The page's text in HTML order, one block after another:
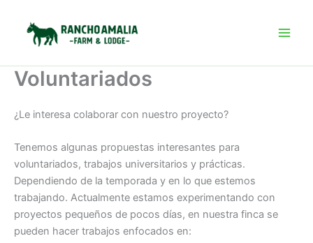
contenido
Voluntariados
¿Le interesa colaborar con nuestro proyecto?
Tenemos algunas propuestas interesantes para
voluntariados, trabajos universitarios y prácticas.
Dependiendo de la temporada y en lo que estemos
trabajando. Actualmente estamos experimentando con
proyectos pequeños de pocos días, en nuestra finca se
pueden hacer trabajos enfocados en: